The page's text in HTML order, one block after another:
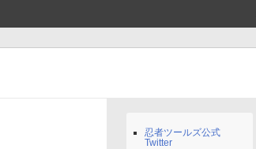
忍者ツールズ公式
Twitter